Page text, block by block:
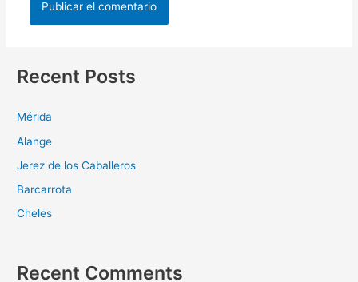
Recent Posts
Mérida
Alange
Jerez de los Caballeros
Barcarrota
Cheles
Recent Comments